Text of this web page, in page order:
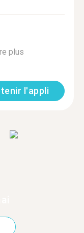
plus
l'appli